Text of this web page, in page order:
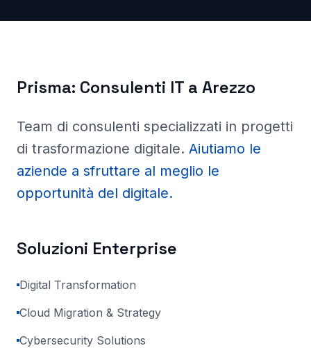
Prisma: Consulenti IT a Arezzo
Team di consulenti specializzati in progetti
di trasformazione digitale. Aiutiamo le
aziende a sfruttare al meglio le
opportunità del digitale.
Soluzioni Enterprise
Digital Transformation
Cloud Migration & Strategy
Cybersecurity Solutions